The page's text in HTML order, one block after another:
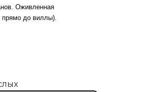
Оживленная
прямо до виллы).